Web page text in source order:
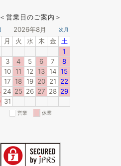
＜営業日のご案内＞